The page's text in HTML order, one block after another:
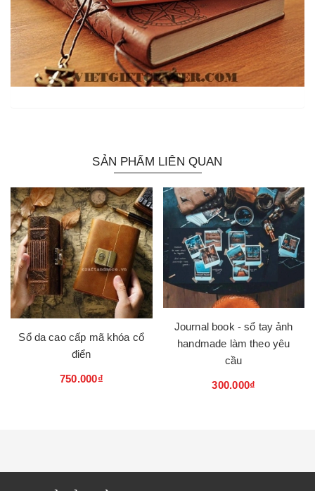
SẢN PHẨM LIÊN QUAN
Sổ da cao cấp mã khóa cổ
điển
750.000₫
Journal book - sổ tay ảnh
handmade làm theo yêu
cầu
300.000₫